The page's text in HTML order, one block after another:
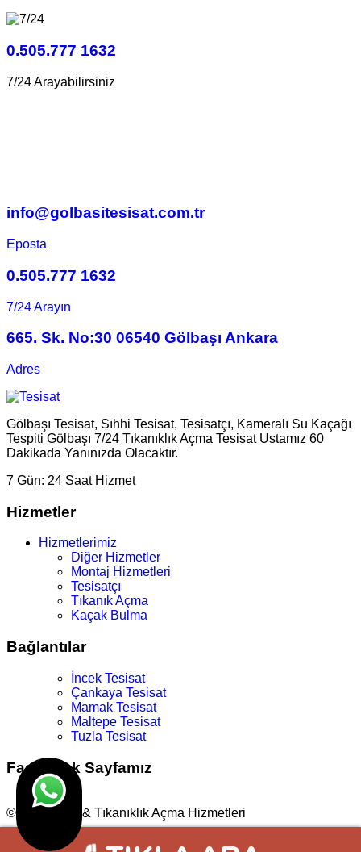
0.505.777 1632
7/24 Arayabilirsiniz
info@golbasitesisat.com.tr
Eposta
0.505.777 1632
7/24 Arayın
665. Sk. No:30 06540 Gölbaşı Ankara
Adres
Gölbaşı Tesisat, Sıhhi Tesisat, Tesisatçı, Kameralı Su Kaçağı
Tespiti Gölbaşı 7/24 Tıkanıklık Açma Tesisat Ustamız 60
Dakikada Yanınızda Olacaktır.
7 Gün: 24 Saat Hizmet
Hizmetler
Hizmetlerimiz
Diğer Hizmetler
Montaj Hizmetleri
Tesisatçı
Tıkanık Açma
Kaçak Bulma
Bağlantılar
İncek Tesisat
Çankaya Tesisat
Mamak Tesisat
Maltepe Tesisat
Tuzla Tesisat
Facebook Sayfamız
© Su Tesisat & Tıkanıklık Açma Hizmetleri
Tasarım